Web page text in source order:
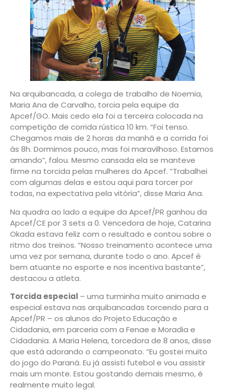
Na arquibancada, a colega de trabalho de Noemia,
Maria Ana de Carvalho, torcia pela equipe da
Apcef/GO. Mais cedo ela foi a terceira colocada na
competição de corrida rústica 10 km. “Foi tenso.
Chegamos mais de 2 horas da manhã e a corrida foi
às 8h. Dormimos pouco, mas foi maravilhoso. Estamos
amando”, falou. Mesmo cansada ela se manteve
firme na torcida pelas mulheres da Apcef. “Trabalhei
com algumas delas e estou aqui para torcer por
todas, na expectativa pela vitória”, disse Maria Ana.
Na quadra ao lado a equipe da Apcef/PR ganhou da
Apcef/CE por 3 sets a 0. Vencedora de hoje, Catarina
Okada estava feliz com o resultado e contou sobre o
ritmo dos treinos. “Nosso treinamento acontece uma
uma vez por semana, durante todo o ano. Apcef é
bem atuante no esporte e nos incentiva bastante”,
destacou a atleta.
Torcida especial – uma turminha muito animada e
especial estava nas arquibancadas torcendo para a
Apcef/PR – os alunos do Projeto Educação e
Cidadania, em parceria com a Fenae e Moradia e
Cidadania. A Maria Helena, torcedora de 8 anos, disse
que está adorando o campeonato. “Eu gostei muito
do jogo do Paraná. Eu já assisti futebol e vou assistir
mais um monte. Estou gostando demais mesmo, é
realmente muito legal.